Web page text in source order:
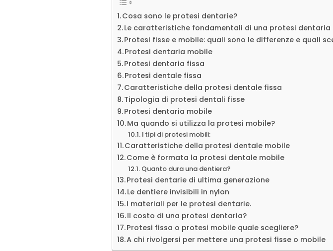
Cosa sono le protesi dentarie?
Le caratteristiche fondamentali di una protesi dentaria
Protesi fisse e mobile: quali sono le differenze e quali
Protesi dentaria mobile
Protesi dentaria fissa
Protesi dentale fissa
Caratteristiche della protesi dentale fissa
Tipologia di protesi dentali fisse
Protesi dentaria mobile
Ma quando si utilizza la protesi mobile?
I tipi di protesi mobili:
Caratteristiche della protesi dentale mobile
Come è formata la protesi dentale mobile
Quanto dura una dentiera?
Protesi dentarie di ultima generazione
Le dentiere invisibili in nylon
I materiali per le protesi dentarie.
Il costo di una protesi dentaria?
Protesi fissa o protesi mobile quale scegliere?
A chi rivolgersi per mettere una protesi fisse o mobile